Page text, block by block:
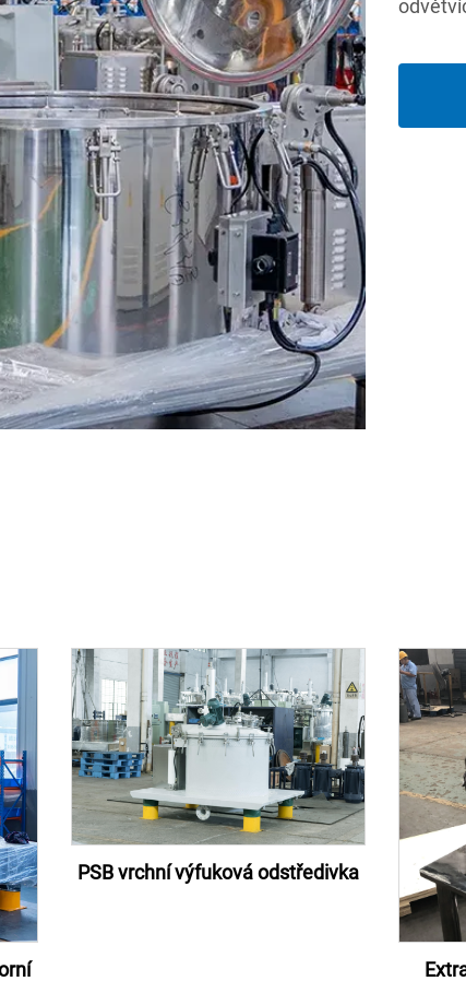
PSB vrchní výfuková odstředivka